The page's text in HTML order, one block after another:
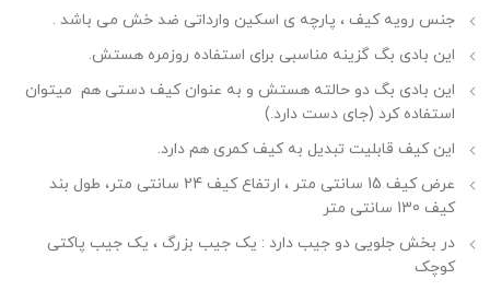
جنس رویه کیف ، پارچه ی اسکین وارداتی ضد خش می باشد .
این بادی بگ گزینه مناسبی برای استفاده روزمره هستش.
این بادی بگ دو حالته هستش و به عنوان کیف دستی هم میتوان
استفاده کرد (جای دست دارد.)
این کیف قابلیت تبدیل به کیف کمری هم دارد.
عرض کیف 15 سانتی متر ، ارتفاع کیف 24 سانتی متر، طول بند
کیف 130 سانتی متر
در بخش جلویی دو جیب دارد : یک جیب بزرگ ، یک جیب پاکتی
کوچک